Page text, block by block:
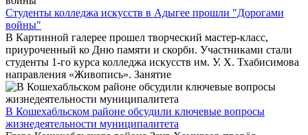
Студенты колледжа искусств в Адыгее прошли "Дорогами
войны"
В Картинной галерее прошел творческий мастер-класс,
приуроченный ко Дню памяти и скорби. Участниками стали
студенты 1-го курса колледжа искусств им. У. Х. Тхабисимова
направления «Живопись». Занятие
В Кошехабльском районе обсудили ключевые вопросы
жизнедеятельности муниципалитета